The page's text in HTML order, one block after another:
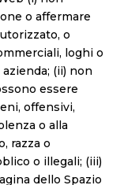
o affermare
o
loghi o
(ii) non
essere
offensivi,
o alla
razza o
o illegali; (iii)
dello Spazio